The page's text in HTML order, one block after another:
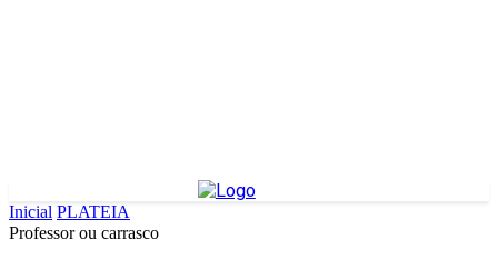
Inicial PLATEIA
Professor ou carrasco